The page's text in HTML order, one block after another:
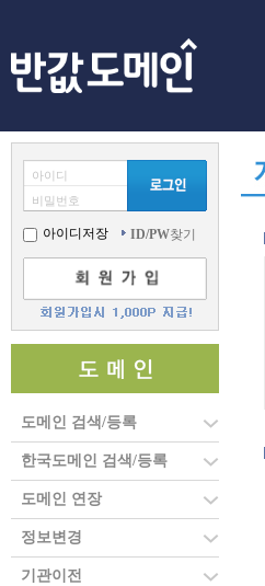
아이디
비밀번호
아이디저장 ID/PW찾기
도메인 검색/등록
한국도메인 검색/등록
도메인 연장
정보변경
기관이전